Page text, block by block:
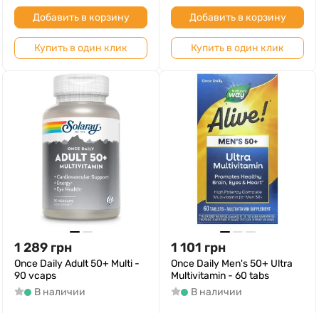
Добавить в корзину
Купить в один клик
Добавить в корзину
Купить в один клик
1 289 грн
Once Daily Adult 50+ Multi -
90 vcaps
В наличии
1 101 грн
Once Daily Men's 50+ Ultra
Multivitamin - 60 tabs
В наличии